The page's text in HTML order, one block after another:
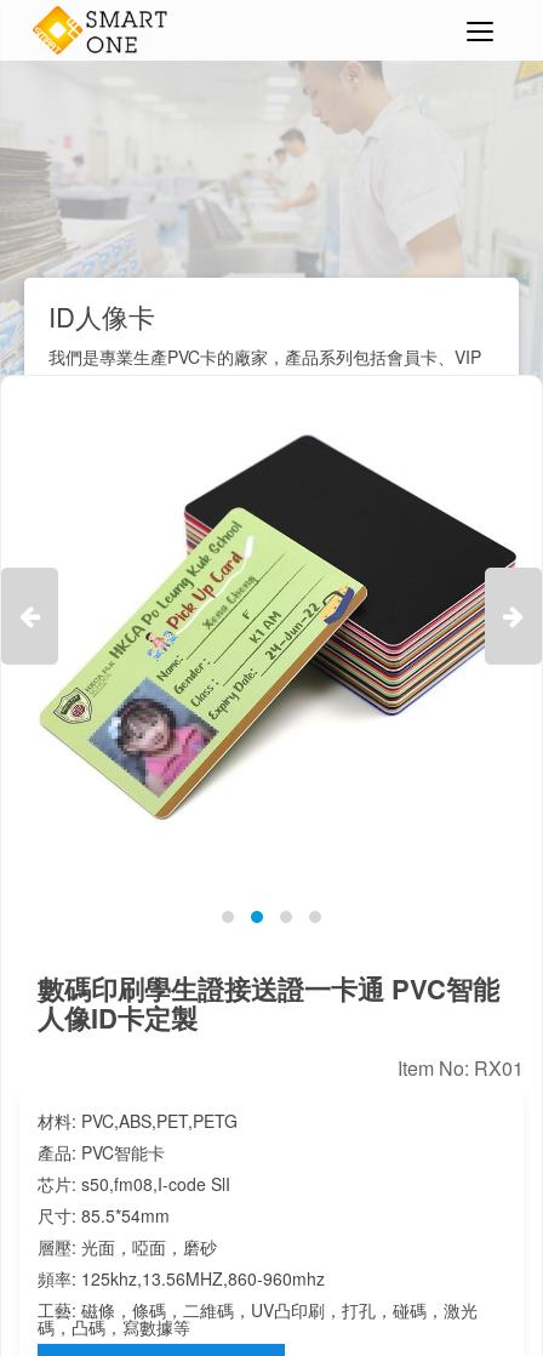
> PVC卡|膠卡
ID人像卡
我們是專業生產PVC卡的廠家，產品系列包括會員卡、VIP
片。我們擁有先進的生產設備和成熟的膠卡製造技術，支持
 
數碼印刷學生證接送證一卡通 PVC智能
人像ID卡定製
Item No: RX01
材料: PVC,ABS,PET,PETG
產品: PVC智能卡
芯片: s50,fm08,I-code SlI
尺寸: 85.5*54mm
層壓: 光面，啞面，磨砂
頻率: 125khz,13.56MHZ,860-960mhz
工藝: 磁條，條碼，二維碼，UV凸印刷，打孔，碰碼，激光
碼，凸碼，寫數據等